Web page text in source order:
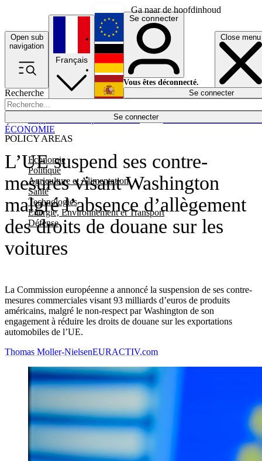
Ga naar de hoofdinhoud
Open sub
navigation
Close menu
Recherche
Se connecter
POLICY AREAS
Economie
Politique
Agriculture et Alimentation
Santé
Technologies
Energie, Environnement et Transport
Défense
Économie
Français
English
Deutsch
Español
Se connecter
Vous êtes déconnecté.
Se connecter
L’UE suspend ses contre-
mesures visant Washington
malgré l’absence d’allègement
des droits de douane sur les
voitures
La Commission européenne a annoncé la suspension de ses contre-
mesures commerciales visant 93 milliards d’euros de produits
américains, malgré le non-respect par Washington de son
engagement à réduire les droits de douane sur les exportations
automobiles de l’UE.
ÉCONOMIE
Thomas Moller-NielsenEURACTIV.com